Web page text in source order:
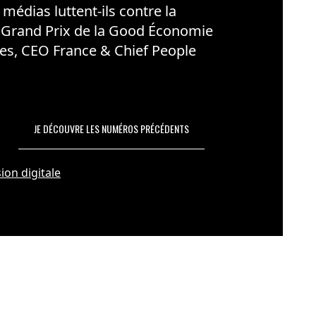
luttent-ils contre la
Prix de la Good Économie
CEO France & Chief People
JE DÉCOUVRE LES NUMÉROS PRÉCÉDENTS
digitale